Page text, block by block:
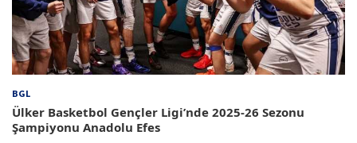
BGL
Ülker Basketbol Gençler Ligi’nde 2025-26 Sezonu
Şampiyonu Anadolu Efes